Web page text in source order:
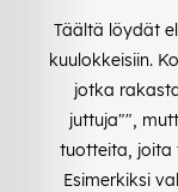
Täältä löydät
kuulokkeisiin.
jotka
juttuja"",
tuotteita, joita
Esimerkiksi